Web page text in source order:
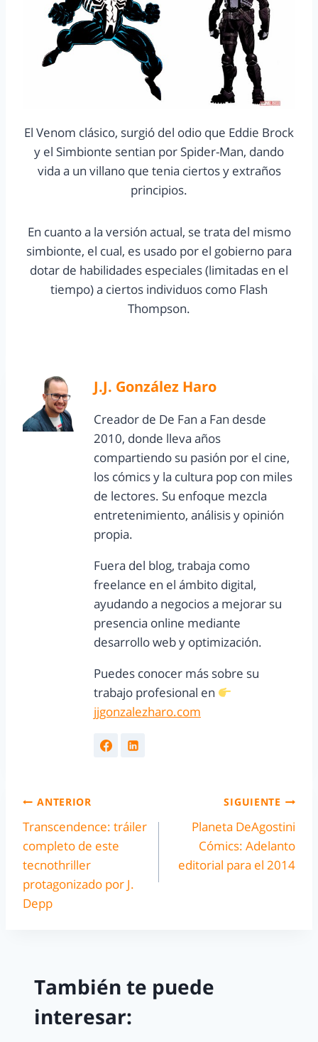
El Venom clásico, surgió del odio que Eddie Brock
y el Simbionte sentian por Spider-Man, dando
vida a un villano que tenia ciertos y extraños
principios.
En cuanto a la versión actual, se trata del mismo
simbionte, el cual, es usado por el gobierno para
dotar de habilidades especiales (limitadas en el
tiempo) a ciertos individuos como Flash
Thompson.
J.J. González Haro
Creador de De Fan a Fan desde
2010, donde lleva años
compartiendo su pasión por el cine,
los cómics y la cultura pop con miles
de lectores. Su enfoque mezcla
entretenimiento, análisis y opinión
propia.
Fuera del blog, trabaja como
freelance en el ámbito digital,
ayudando a negocios a mejorar su
presencia online mediante
desarrollo web y optimización.
Puedes conocer más sobre su
trabajo profesional en
jjgonzalezharo.com
ANTERIOR
Transcendence: tráiler
completo de este
tecnothriller
protagonizado por J.
Depp
SIGUIENTE
Planeta DeAgostini
Cómics: Adelanto
editorial para el 2014
También te puede
interesar: